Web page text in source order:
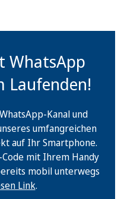
WhatsApp
Laufenden!
Kanal und
umfangreichen
auf Ihr Smartphone.
Code mit Ihrem Handy
mobil unterwegs
Link.